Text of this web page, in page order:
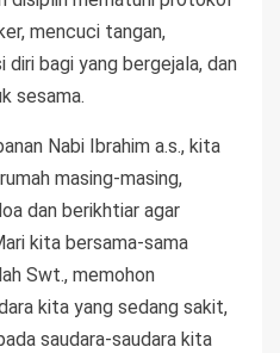
mencuci tangan,
diri bagi yang bergejala, dan
sesama.
Nabi Ibrahim a.s., kita
masing-masing,
dan berikhtiar agar
kita bersama-sama
Swt., memohon
kita yang sedang sakit,
saudara-saudara kita